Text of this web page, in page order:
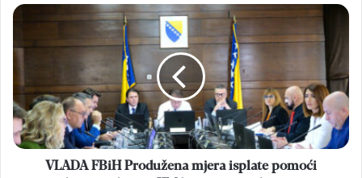
VLADA
Produžena
pomoći
radnicima
do
400
VLADA FBiH Produžena mjera isplate pomoći